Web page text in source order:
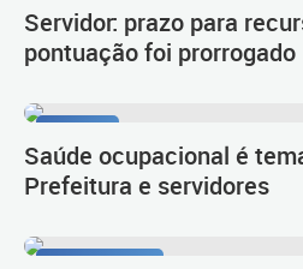
Servidor: prazo para
pontuação foi prorrogado
Saúde ocupacional é
Prefeitura e servidores